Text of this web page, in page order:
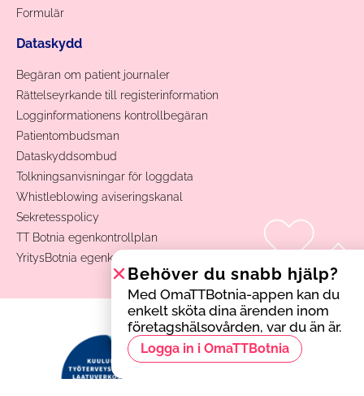
Formulär
Dataskydd
Begäran om patient journaler
Rättelseyrkande till registerinformation
Logginformationens kontrollbegäran
Patientombudsman
Dataskyddsombud
Tolkningsanvisningar för loggdata
Whistleblowing aviseringskanal
Sekretesspolicy
TT Botnia egenkontrollplan
YritysBotnia egenkontrollplan
Behöver du snabb hjälp?
Behöver du snabb hjälp?
Med OmaTTBotnia-appen kan du
enkelt sköta dina ärenden inom
företagshälsovården, var du än är.
Logga in i OmaTTBotnia